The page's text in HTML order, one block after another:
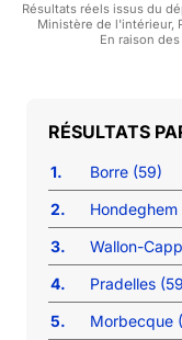
Résultats réels issus du
Ministère de l'intérieur,
En raison
1.
Borre (59)
2.
Hondeghem
3.
Wallon-
4.
Pradelles
5.
Morbecque